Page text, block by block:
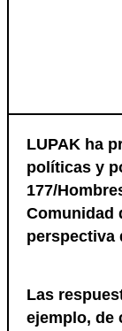
LUPAK ha
políticas y
177/
Comunidad
perspectiva
Las
ejemplo, de